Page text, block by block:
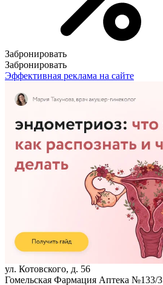
Забронировать
Забронировать
Эффективная реклама на сайте
ул. Котовского, д. 56
Гомельская Фармация Аптека №133/3